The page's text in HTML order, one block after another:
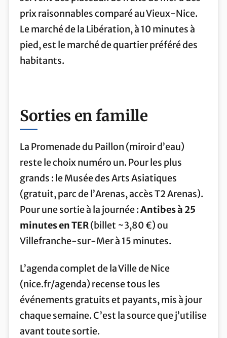
prix raisonnables comparé au Vieux-Nice.
Le marché de la Libération, à 10 minutes à
pied, est le marché de quartier préféré des
habitants.
Sorties en famille
La Promenade du Paillon (miroir d’eau)
reste le choix numéro un. Pour les plus
grands : le Musée des Arts Asiatiques
(gratuit, parc de l’Arenas, accès T2 Arenas).
Pour une sortie à la journée :Antibes à 25
minutes en TER(billet ~3,80 €) ou
Villefranche-sur-Mer à 15 minutes.
L’agenda complet de la Ville de Nice
(nice.fr/agenda) recense tous les
événements gratuits et payants, mis à jour
chaque semaine. C’est la source que j’utilise
avant toute sortie.